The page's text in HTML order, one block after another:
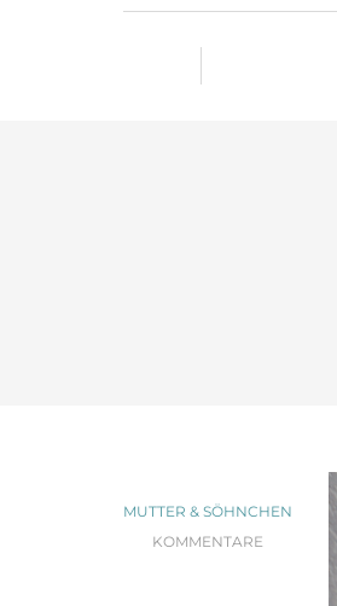
MUTTER & SÖHNCHEN
KOMMENTARE